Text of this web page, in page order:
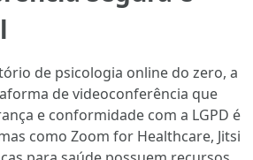
de psicologia online do zero, a
de videoconferência que
e conformidade com a LGPD é
como Zoom for Healthcare, Jitsi